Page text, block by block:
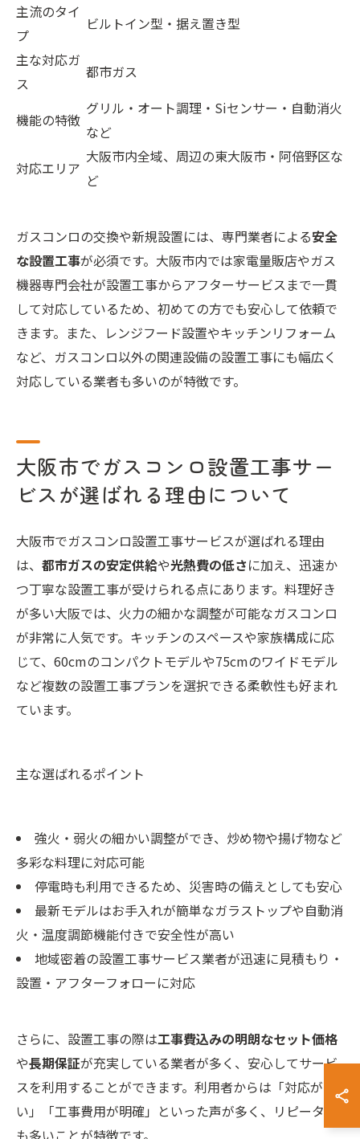
主流のタイ
プ
ビルトイン型・据え置き型
主な対応ガ
ス
都市ガス
機能の特徴
グリル・オート調理・Siセンサー・自動消火
など
対応エリア
大阪市内全域、周辺の東大阪市・阿倍野区な
ど
ガスコンロの交換や新規設置には、専門業者による安全
な設置工事が必須です。大阪市内では家電量販店やガス
機器専門会社が設置工事からアフターサービスまで一貫
して対応しているため、初めての方でも安心して依頼で
きます。また、レンジフード設置やキッチンリフォーム
など、ガスコンロ以外の関連設備の設置工事にも幅広く
対応している業者も多いのが特徴です。
大阪市でガスコンロ設置工事サー
ビスが選ばれる理由について
大阪市でガスコンロ設置工事サービスが選ばれる理由
は、 都市ガスの安定供給や光熱費の低さに加え、迅速か
つ丁寧な設置工事が受けられる点にあります。料理好き
が多い大阪では、火力の細かな調整が可能なガスコンロ
が非常に人気です。キッチンのスペースや家族構成に応
じて、60cmのコンパクトモデルや75cmのワイドモデル
など複数の設置工事プランを選択できる柔軟性も好まれ
ています。
主な選ばれるポイント
強火・弱火の細かい調整ができ、炒め物や揚げ物など
多彩な料理に対応可能
停電時も利用できるため、災害時の備えとしても安心
最新モデルはお手入れが簡単なガラストップや自動消
火・温度調節機能付きで安全性が高い
地域密着の設置工事サービス業者が迅速に見積もり・
設置・アフターフォローに対応
さらに、設置工事の際は工事費込みの明朗なセット価格
や長期保証が充実している業者が多く、安心してサービ
スを利用することができます。利用者からは「対応が早
い」「工事費用が明確」といった声が多く、リピーター
も多いことが特徴です。